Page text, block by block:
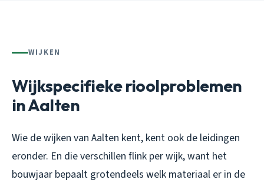
WIJKEN
Wijkspecifieke rioolproblemen
in Aalten
Wie de wijken van Aalten kent, kent ook de leidingen
eronder. En die verschillen flink per wijk, want het
bouwjaar bepaalt grotendeels welk materiaal er in de